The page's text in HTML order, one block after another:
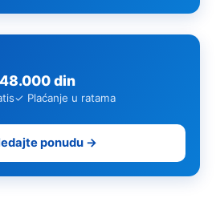
48.000 din
✓ Plaćanje u ratama
ponudu →